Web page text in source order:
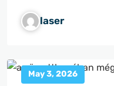
laser
May 3, 2026